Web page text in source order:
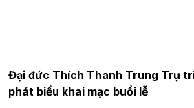
Đại đức Thích Thanh Trung Trụ
phát biểu khai mạc buổi lễ